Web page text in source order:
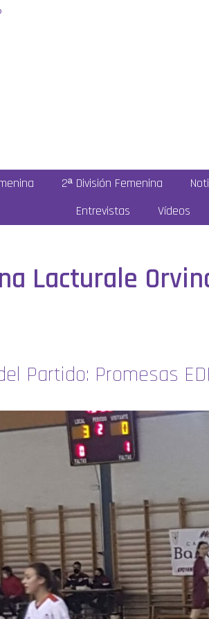
2ª División Femenina
Entrevistas
Vídeos
Lacturale
Partido: Promesas